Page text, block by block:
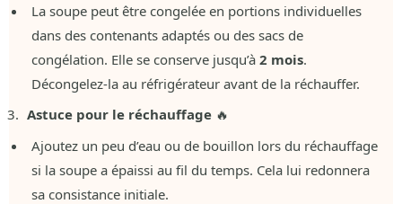
La soupe peut être congelée en portions individuelles
dans des contenants adaptés ou des sacs de
congélation. Elle se conserve jusqu’à 2 mois.
Décongelez-la au réfrigérateur avant de la réchauffer.
Astuce pour le réchauffage 🔥
Ajoutez un peu d’eau ou de bouillon lors du réchauffage
si la soupe a épaissi au fil du temps. Cela lui redonnera
sa consistance initiale.